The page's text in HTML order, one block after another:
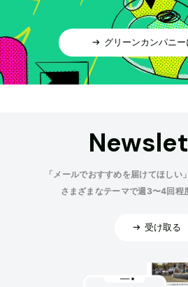
グリーンカンパニ
「メールでおすすめを届けてほしい
さまざまなテーマで週3〜4回程
受け取る